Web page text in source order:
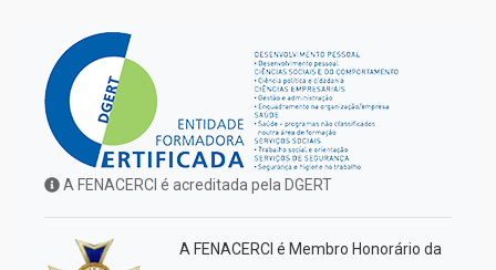
A FENACERCI é acreditada pela DGERT
A FENACERCI é Membro Honorário da